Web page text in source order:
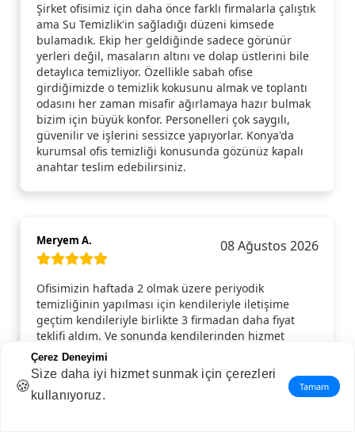
Şirket ofisimiz için daha önce farklı firmalarla çalıştık
ama Su Temizlik'in sağladığı düzeni kimsede
bulamadık. Ekip her geldiğinde sadece görünür
yerleri değil, masaların altını ve dolap üstlerini bile
detaylıca temizliyor. Özellikle sabah ofise
girdiğimizde o temizlik kokusunu almak ve toplantı
odasını her zaman misafir ağırlamaya hazır bulmak
bizim için büyük konfor. Personelleri çok saygılı,
güvenilir ve işlerini sessizce yapıyorlar. Konya'da
kurumsal ofis temizliği konusunda gözünüz kapalı
anahtar teslim edebilirsiniz.
Meryem A. 08 Ağustos 2026
Ofisimizin haftada 2 olmak üzere periyodik
temizliğinin yapılması için kendileriyle iletişime
geçtim kendileriyle birlikte 3 firmadan daha fiyat
teklifi aldım. Ve sonunda kendilerinden hizmet
almaya karar verdim. Planlanan gün ve saatte gelip,
ofisimizin temizliğini yaptılar. Hizmetten memnun
kalınca kendileriyle 1 Yıllık anlaşma imzaladık.
Özellikle Ayşe Hanım ve ekibine çok teşekkür ederim.
🍪
Çerez Deneyimi
Size daha iyi hizmet sunmak için çerezleri
kullanıyoruz.
Tamam